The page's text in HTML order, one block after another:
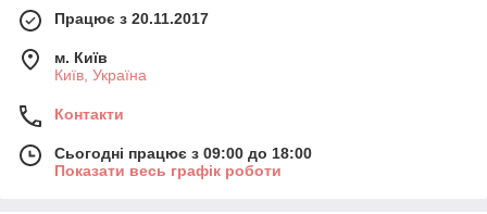
Працює з 20.11.2017
м. Київ
Київ, Україна
Контакти
Сьогодні працює з 09:00 до 18:00
Показати весь графік роботи